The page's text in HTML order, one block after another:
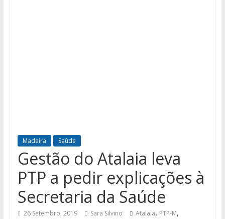
Madeira Saúde
Gestão do Atalaia leva
PTP a pedir explicações à
Secretaria da Saúde
26 Setembro, 2019 Sara Silvino Atalaia, PTP-M,